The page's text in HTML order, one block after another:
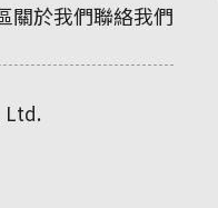
關於我們聯絡我們
Ltd.